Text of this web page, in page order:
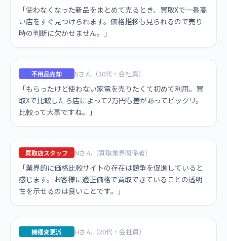
「使わなくなった新品をまとめて売るとき、買取Xで一番高
い店をすぐ見つけられます。価格推移も見られるので売り
時の判断に欠かせません。」
不用品売却 Sさん（30代・会社員）
「もらったけど使わない家電を売りたくて初めて利用。買
取Xで比較したら店によって2万円も差があってビックリ。
比較って大事ですね。」
買取店スタッフ Nさん（買取業界関係者）
「業界的に価格比較サイトの存在は競争を促進していると
感じます。お客様に適正価格で買取できていることの透明
性を示せるのは良いことです。」
機種変更派 Hさん（20代・会社員）